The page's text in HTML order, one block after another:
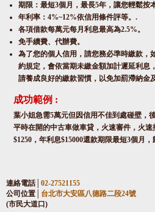
期限：最短3個月，最長5年，讓您輕鬆按
年利率：4%~12%依信用條件評等。.
各項借款每萬元每月利息最高為2.5%。
免手續費、代辦費。
為了您的個人信用，請您務必準時繳款，
約規定，會依當期未繳金額加計遲延利息
請養成良好的繳款習慣，以免加罰滯納金
成功範例 :
葉小姐急需5萬元但因信用不佳到處碰壁，
平時在開的中古車做車貸，火速審件，火
$1250，年利息$15000還款期限最短3個月
連絡電話│ 02-27521155
公司位置│ 台北市大安區八德路二段24號
(市民大道口)